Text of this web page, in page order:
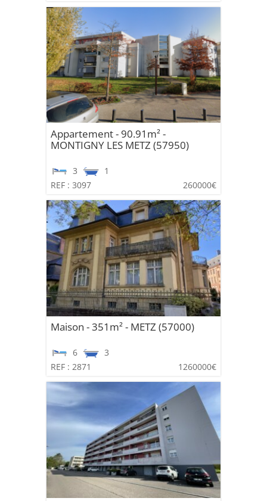
Appartement - 90.91m² -
MONTIGNY LES METZ (57950)
3
1
REF : 3097
260000€
Maison - 351m² - METZ (57000)
6
3
REF : 2871
1260000€